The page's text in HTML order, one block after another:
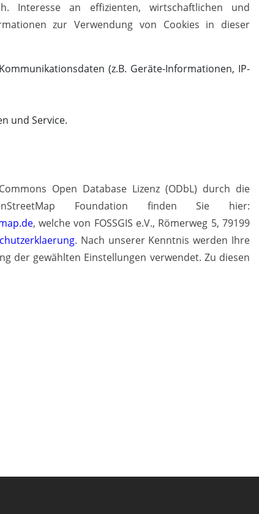
Interesse an effizienten, wirtschaftlichen und
zur Verwendung von Cookies in dieser
(z.B. Geräte-Informationen, IP-
und Service.
Open Database Lizenz (ODbL) durch die
Foundation finden Sie hier:
, welche von FOSSGIS e.V., Römerweg 5, 79199
. Nach unserer Kenntnis werden Ihre
der gewählten Einstellungen verwendet. Zu diesen